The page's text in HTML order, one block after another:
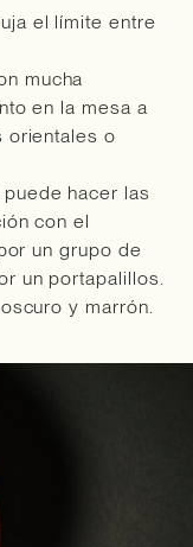
el límite entre
mucha
en la mesa a
orientales o
hacer las
con el
un grupo de
un portapalillos.
y marrón.